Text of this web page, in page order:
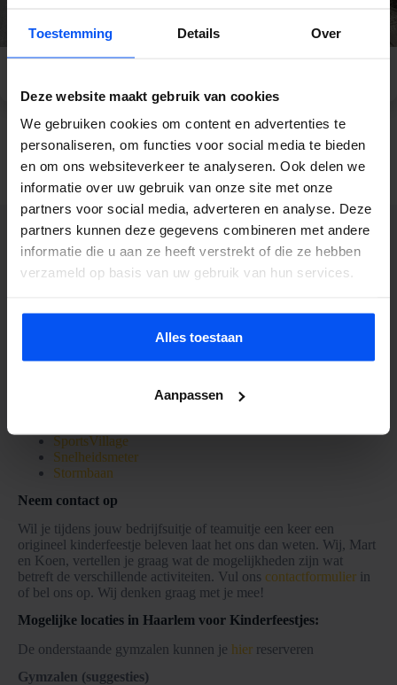
Toestemming Details Over
Deze website maakt gebruik van cookies
We gebruiken cookies om content en advertenties te
personaliseren, om functies voor social media te bieden
en om ons websiteverkeer te analyseren. Ook delen we
informatie over uw gebruik van onze site met onze
partners voor social media, adverteren en analyse. Deze
partners kunnen deze gegevens combineren met andere
informatie die u aan ze heeft verstrekt of die ze hebben
verzameld op basis van uw gebruik van hun services.
Alles toestaan
Aanpassen
Bekijk meer activiteiten
Combi-deals
ons. Op die manier heb je twee of drie activiteit voor hetzelfde
geld! Mogelijkheden bij BubbelBal:
Archery Attack
SportsVillage
Snelheidsmeter
Stormbaan
Neem contact op
Wil je tijdens jouw bedrijfsuitje of teamuitje een keer een
origineel kinderfeestje beleven laat het ons dan weten. Wij, Mart
en Koen, vertellen je graag wat de mogelijkheden zijn wat
betreft de verschillende activiteiten. Vul ons contactformulier in
of bel ons op. Wij denken graag met je mee!
Mogelijke locaties in Haarlem voor Kinderfeestjes:
De onderstaande gymzalen kunnen je hier reserveren
Gymzalen (suggesties)